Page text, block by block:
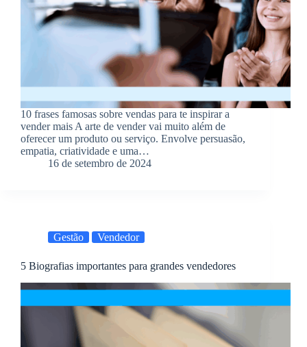
10 frases famosas sobre vendas para te inspirar a
vender mais A arte de vender vai muito além de
oferecer um produto ou serviço. Envolve persuasão,
empatia, criatividade e uma…
16 de setembro de 2024
Gestão Vendedor
5 Biografias importantes para grandes vendedores